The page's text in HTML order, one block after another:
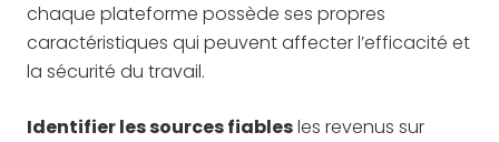
chaque plateforme possède ses propres
caractéristiques qui peuvent affecter l’efficacité et
la sécurité du travail.
Identifier les sources fiablesles revenus sur